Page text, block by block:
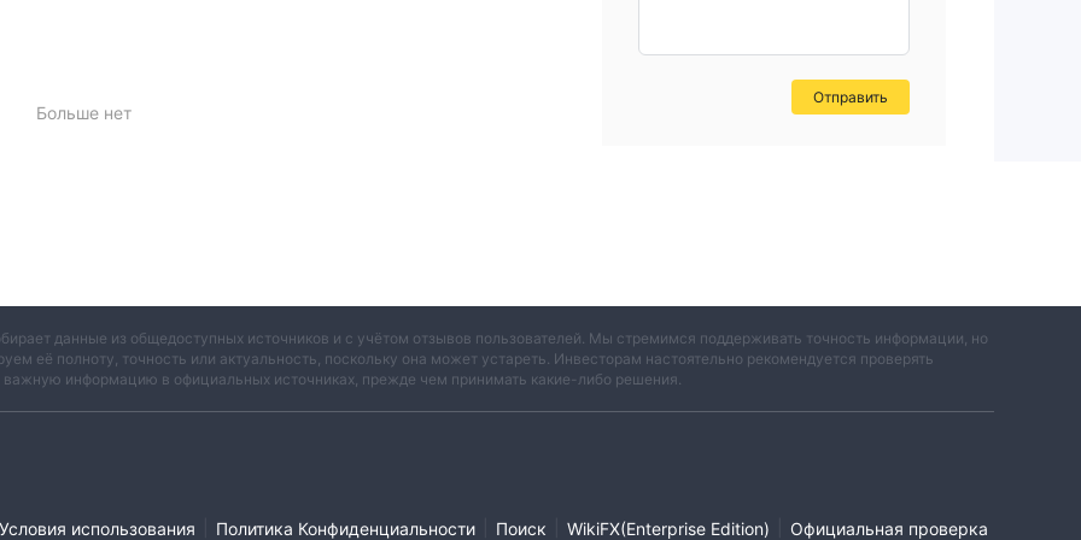
рискам, включая финансовые злоупотребления и
и доходы перед принятием решения о фактической торговой
но потенциально прибыльный способ спекулировать на
Больше нет
Отправить
данные из общедоступных источников и с учётом отзывов пользователей. Мы стремимся поддерживать точность информации, но
её полноту, точность или актуальность, поскольку она может устареть. Инвесторам настоятельно рекомендуется проверять
важную информацию в официальных источниках, прежде чем принимать какие-либо решения.
Условия использования Политика Конфиденциальности Поиск WikiFX(Enterprise Edition) Официальная проверка